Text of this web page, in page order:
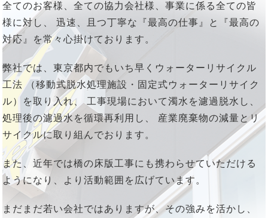
全てのお客様、全ての協力会社様、事業に係る全ての皆
様に対し、
迅速、且つ丁寧な『最高の仕事』と『最高の
対応』を常々心掛けております。
弊社では、東京都内でもいち早くウォーターリサイクル
工法 （移動式脱水処理施設・固定式ウォーターリサイク
ル）を取り入れ、工事現場において濁水を濾過脱水し、
処理後の濾過水を循環再利用し、
産業廃棄物の減量とリ
サイクルに取り組んでおります。
また、近年では橋の床版工事にも携わらせていただける
ようになり、より活動範囲を広げています。
まだまだ若い会社ではありますが、その強みを活かし、